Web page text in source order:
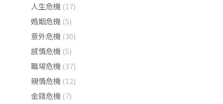
人生危機 (17)
婚姻危機 (5)
意外危機 (30)
感情危機 (5)
職場危機 (37)
親情危機 (12)
金錢危機 (7)